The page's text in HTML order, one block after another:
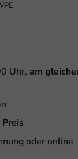
Uhr, am
oder online